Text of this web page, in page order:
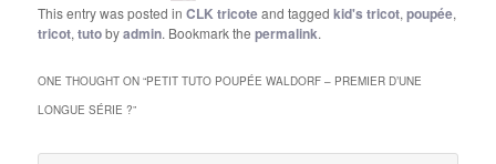
This entry was posted inCLK tricoteand taggedkid's tricot,poupée,
tricot,tutobyadmin. Bookmark thepermalink.
ONE THOUGHT ON “PETIT TUTO POUPÉE WALDORF – PREMIER D’UNE
LONGUE SÉRIE ?”